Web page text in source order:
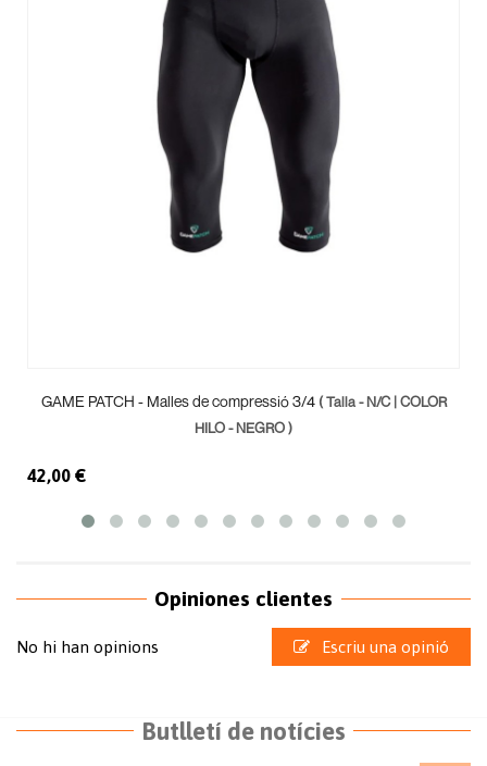
GAME PATCH - Malles de compressió 3/4 ( Talla - N/C | COLOR
HILO - NEGRO )
42,00 €
Opiniones clientes
No hi han opinions Escriu una opinió
Butlletí de notícies